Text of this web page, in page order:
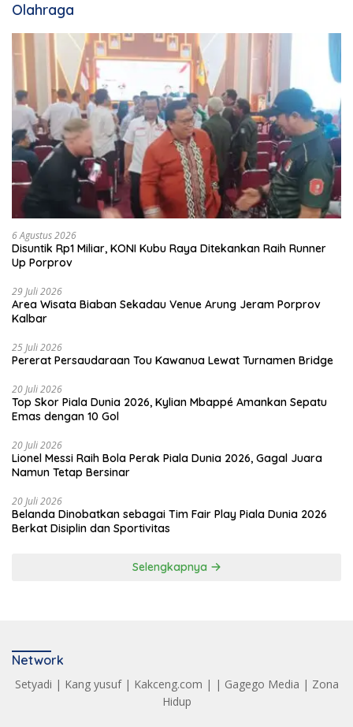
Olahraga
6 Agustus 2026
Disuntik Rp1 Miliar, KONI Kubu Raya Ditekankan Raih Runner
Up Porprov
29 Juli 2026
Area Wisata Biaban Sekadau Venue Arung Jeram Porprov
Kalbar
25 Juli 2026
Pererat Persaudaraan Tou Kawanua Lewat Turnamen Bridge
20 Juli 2026
Top Skor Piala Dunia 2026, Kylian Mbappé Amankan Sepatu
Emas dengan 10 Gol
20 Juli 2026
Lionel Messi Raih Bola Perak Piala Dunia 2026, Gagal Juara
Namun Tetap Bersinar
20 Juli 2026
Belanda Dinobatkan sebagai Tim Fair Play Piala Dunia 2026
Berkat Disiplin dan Sportivitas
Selengkapnya
Network
Setyadi | Kang yusuf| Kakceng.com | | Gagego Media | Zona
Hidup